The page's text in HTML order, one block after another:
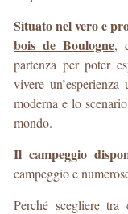
Situato nel vero e
bois de Boulogne,
partenza per poter
vivere
moderna e lo
mondo.
Il campeggio
campeggio e
Perché scegliere